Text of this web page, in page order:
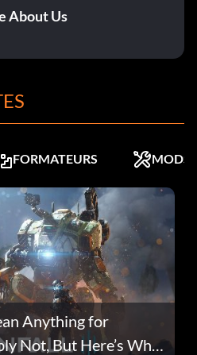
About Us
FORMATEURS MODS
Anything for
Not, But Here’s Why